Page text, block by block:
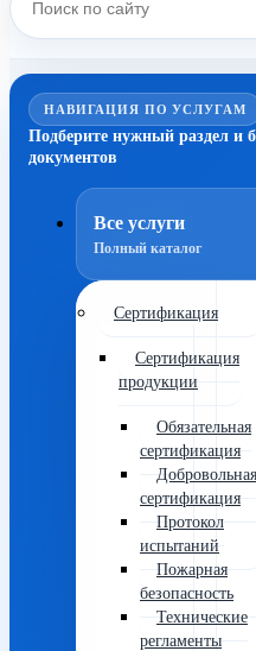
НАВИГАЦИЯ ПО УСЛУГАМ
Подберите нужный раздел и
документов
Все услуги
Полный каталог
Сертификация
Сертификация
продукции
Обязательная
сертификация
Добровольная
сертификация
Протокол
испытаний
Пожарная
безопасность
Технические
регламенты